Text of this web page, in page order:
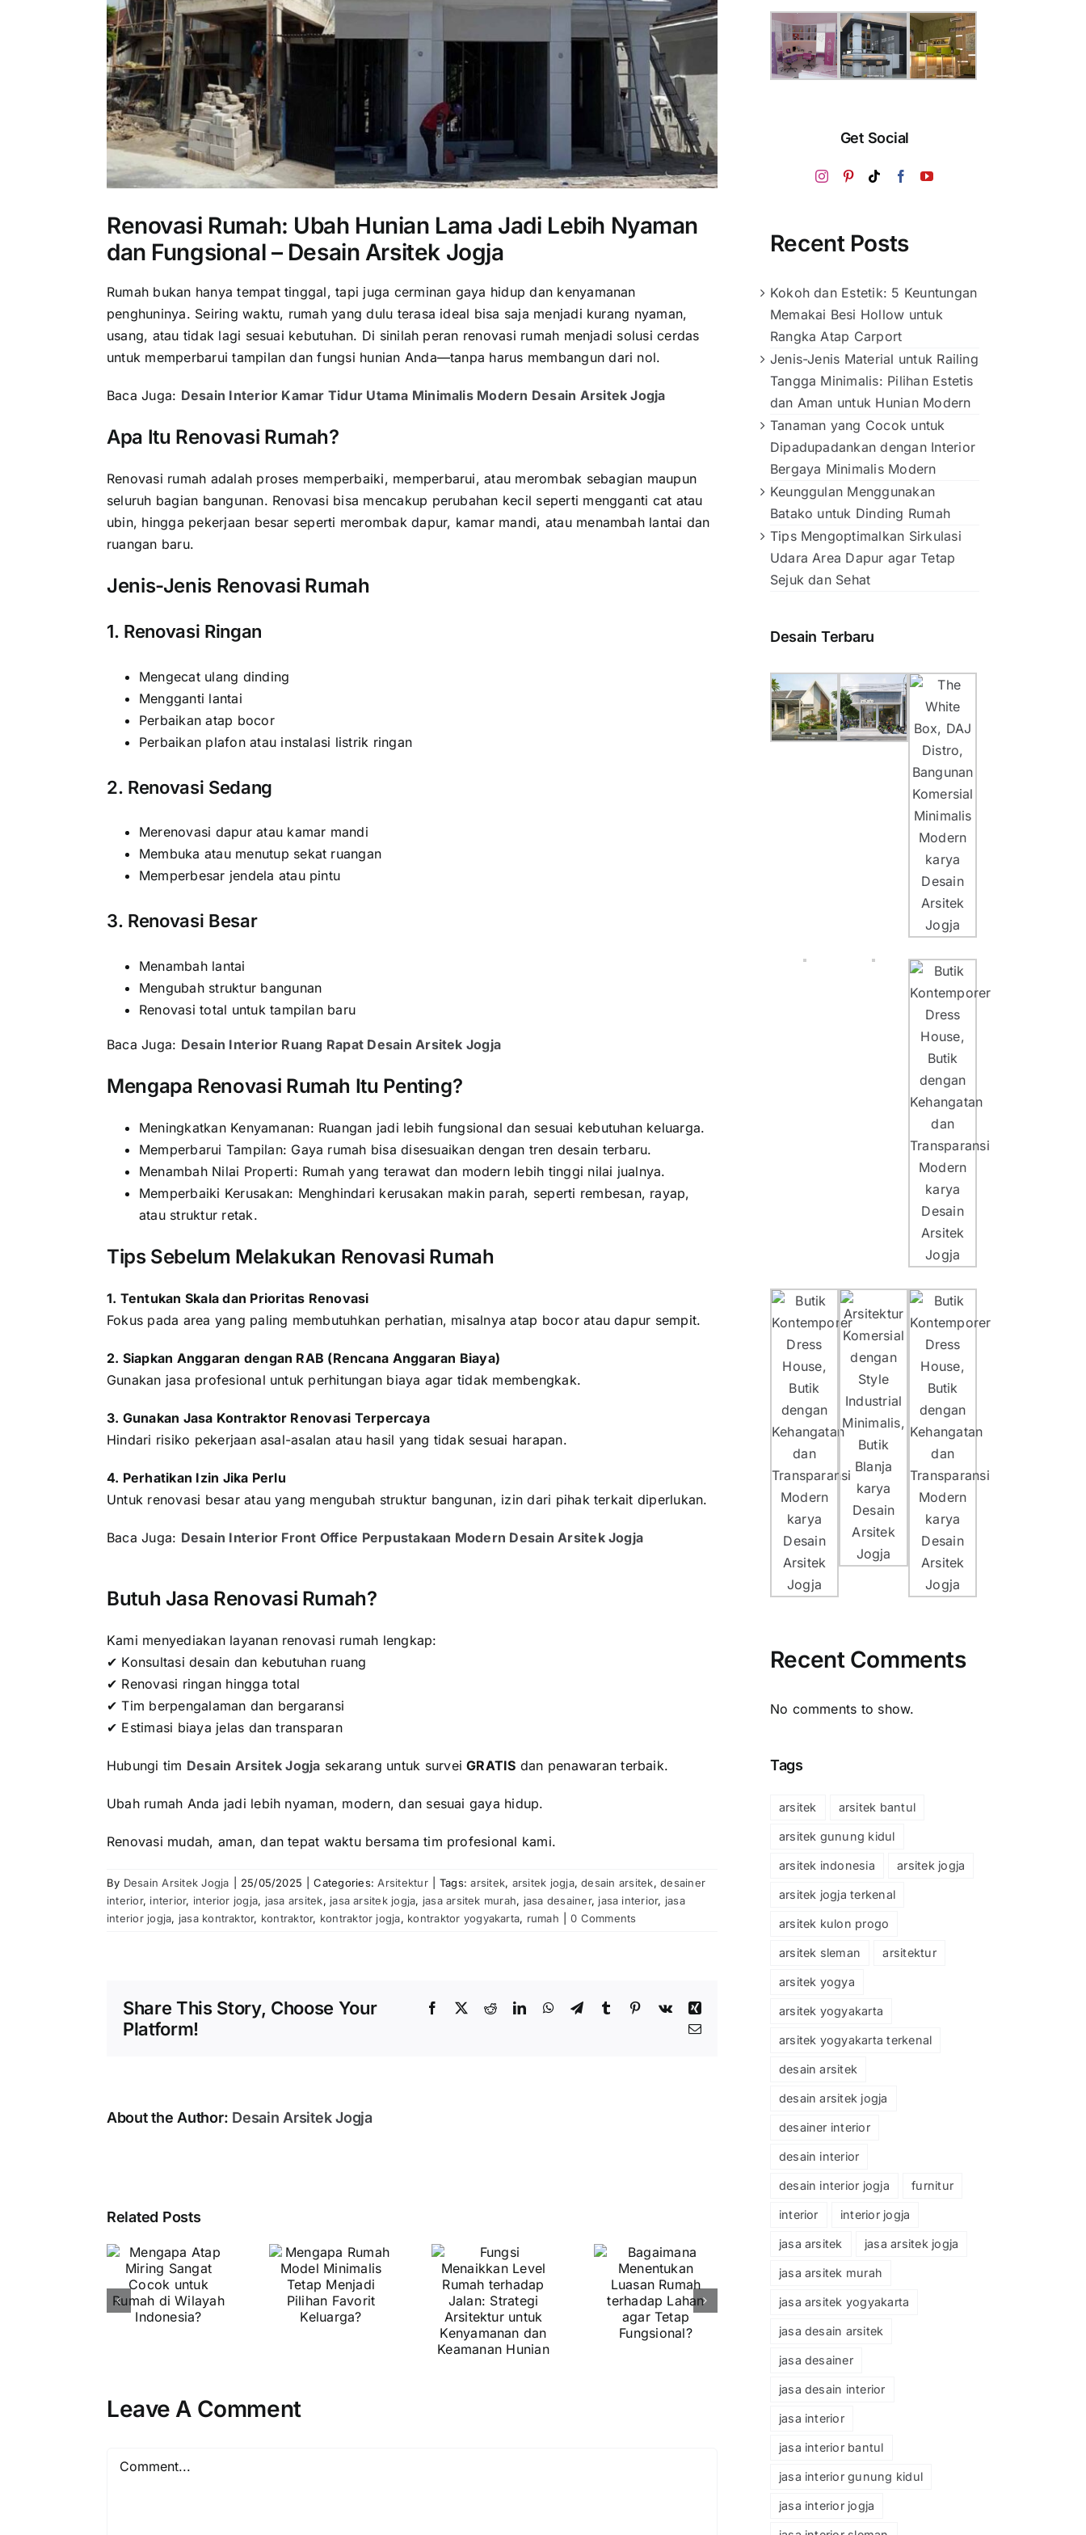
Renovasi Rumah: Ubah Hunian Lama Jadi Lebih Nyaman
dan Fungsional – Desain Arsitek Jogja
Rumah bukan hanya tempat tinggal, tapi juga cerminan gaya hidup dan kenyamanan
penghuninya. Seiring waktu, rumah yang dulu terasa ideal bisa saja menjadi kurang nyaman,
usang, atau tidak lagi sesuai kebutuhan. Di sinilah peran renovasi rumah menjadi solusi cerdas
untuk memperbarui tampilan dan fungsi hunian Anda—tanpa harus membangun dari nol.
Baca Juga: Desain Interior Kamar Tidur Utama Minimalis Modern Desain Arsitek Jogja
Apa Itu Renovasi Rumah?
Renovasi rumah adalah proses memperbaiki, memperbarui, atau merombak sebagian maupun
seluruh bagian bangunan. Renovasi bisa mencakup perubahan kecil seperti mengganti cat atau
ubin, hingga pekerjaan besar seperti merombak dapur, kamar mandi, atau menambah lantai dan
ruangan baru.
Jenis-Jenis Renovasi Rumah
1. Renovasi Ringan
Mengecat ulang dinding
Mengganti lantai
Perbaikan atap bocor
Perbaikan plafon atau instalasi listrik ringan
2. Renovasi Sedang
Merenovasi dapur atau kamar mandi
Membuka atau menutup sekat ruangan
Memperbesar jendela atau pintu
3. Renovasi Besar
Menambah lantai
Mengubah struktur bangunan
Renovasi total untuk tampilan baru
Baca Juga: Desain Interior Ruang Rapat Desain Arsitek Jogja
Mengapa Renovasi Rumah Itu Penting?
Meningkatkan Kenyamanan: Ruangan jadi lebih fungsional dan sesuai kebutuhan keluarga.
Memperbarui Tampilan: Gaya rumah bisa disesuaikan dengan tren desain terbaru.
Menambah Nilai Properti: Rumah yang terawat dan modern lebih tinggi nilai jualnya.
Memperbaiki Kerusakan: Menghindari kerusakan makin parah, seperti rembesan, rayap,
atau struktur retak.
Tips Sebelum Melakukan Renovasi Rumah
1. Tentukan Skala dan Prioritas Renovasi
Fokus pada area yang paling membutuhkan perhatian, misalnya atap bocor atau dapur sempit.
2. Siapkan Anggaran dengan RAB (Rencana Anggaran Biaya)
Gunakan jasa profesional untuk perhitungan biaya agar tidak membengkak.
3. Gunakan Jasa Kontraktor Renovasi Terpercaya
Hindari risiko pekerjaan asal-asalan atau hasil yang tidak sesuai harapan.
4. Perhatikan Izin Jika Perlu
Untuk renovasi besar atau yang mengubah struktur bangunan, izin dari pihak terkait diperlukan.
Baca Juga: Desain Interior Front Office Perpustakaan Modern Desain Arsitek Jogja
Butuh Jasa Renovasi Rumah?
Kami menyediakan layanan renovasi rumah lengkap:
✔ Konsultasi desain dan kebutuhan ruang
✔ Renovasi ringan hingga total
✔ Tim berpengalaman dan bergaransi
✔ Estimasi biaya jelas dan transparan
Hubungi tim Desain Arsitek Jogja sekarang untuk surveiGRATIS dan penawaran terbaik.
Ubah rumah Anda jadi lebih nyaman, modern, dan sesuai gaya hidup.
Renovasi mudah, aman, dan tepat waktu bersama tim profesional kami.
By Desain Arsitek Jogja 25/05/2025 Categories:Arsitektur Tags:arsitek, arsitek jogja,desain arsitek,desainer
interior, interior, interior jogja, jasa arsitek, jasa arsitek jogja, jasa arsitek murah, jasa desainer, jasa interior, jasa
interior jogja, jasa kontraktor, kontraktor, kontraktor jogja, kontraktor yogyakarta, rumah 0 Comments
Share This Story, Choose Your
Platform!
Facebook RedditLinkedInWhatsApp
TelegramTumblr Pinterest
Vk
Xing
Email
About the Author: Desain Arsitek Jogja
Related PostsMengapa
Model
Minimalis
Tetap
Menjadi
Rumah
terhadap
Jalan:
Strategi
Menentukan
Luasan
Rumah
terhadap
Lahan agar
Leave A Comment
Get Social
Recent Posts
Kokoh dan Estetik: 5 Keuntungan
Memakai Besi Hollow untuk
Rangka Atap Carport
Jenis-Jenis Material untuk Railing
Tangga Minimalis: Pilihan Estetis
dan Aman untuk Hunian Modern
Tanaman yang Cocok untuk
Dipadupadankan dengan Interior
Bergaya Minimalis Modern
Keunggulan Menggunakan
Batako untuk Dinding Rumah
Tips Mengoptimalkan Sirkulasi
Udara Area Dapur agar Tetap
Sejuk dan Sehat
Desain Terbaru
Recent Comments
No comments to show.
Tags
arsitek arsitek bantul
arsitek gunung kidul
arsitek indonesia arsitek jogja
arsitek jogja terkenal
arsitek kulon progo
arsitek sleman arsitektur
arsitek yogya
arsitek yogyakarta
arsitek yogyakarta terkenal
desain arsitek
desain arsitek jogja
desainer interior
desain interior
desain interior jogja furnitur
interior interior jogja
jasa arsitek jasa arsitek jogja
jasa arsitek murah
jasa arsitek yogyakarta
jasa desain arsitek
jasa desainer
jasa desain interior
jasa interior
jasa interior bantul
jasa interior gunung kidul
jasa interior jogja